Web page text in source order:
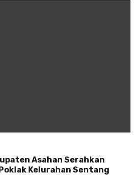
Asahan Serahkan
Kelurahan Sentang